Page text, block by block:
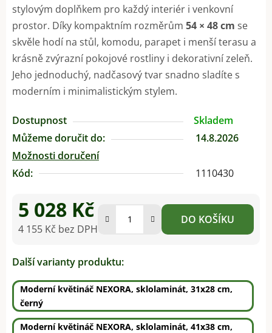
stylovým doplňkem pro každý interiér i venkovní
prostor. Díky kompaktním rozměrům 54 × 48 cm se
skvěle hodí na stůl, komodu, parapet i menší terasu a
krásně zvýrazní pokojové rostliny i dekorativní zeleň.
Jeho jednoduchý, nadčasový tvar snadno sladíte s
moderním i minimalistickým stylem.
Dostupnost
Skladem
Můžeme doručit do:
14.8.2026
Možnosti doručení
Kód:
1110430
5 028 Kč
4 155 Kč bez DPH
DO KOŠÍKU
Další varianty produktu:
Moderní květináč NEXORA, sklolaminát, 31x28 cm,
černý
Moderní květináč NEXORA, sklolaminát, 41x38 cm,